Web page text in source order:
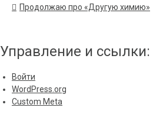
Продолжаю про «Другую химию»
Управление и ссылки:
Войти
WordPress.org
Custom Meta